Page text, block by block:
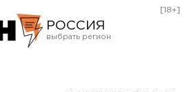
РОССИЯ
[18+]